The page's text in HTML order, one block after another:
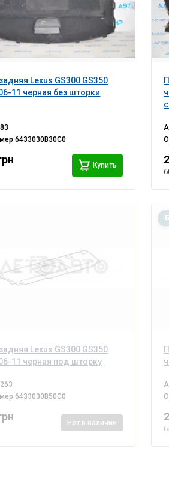
Lexus GS300 GS350
11 черная без шторки
6433030B30C0
Купить
Lexus GS300 GS350
11 черная под шторку
6433030B50C0
Нет в наличии